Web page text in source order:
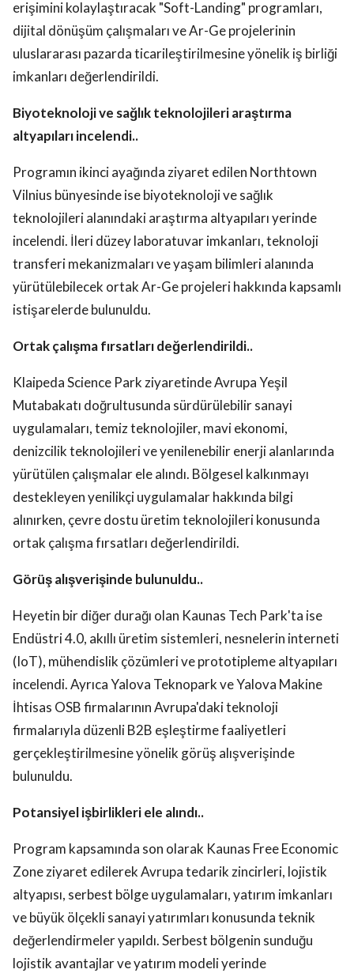
erişimini kolaylaştıracak "Soft-Landing" programları,
dijital dönüşüm çalışmaları ve Ar-Ge projelerinin
uluslararası pazarda ticarileştirilmesine yönelik iş birliği
imkanları değerlendirildi.
Biyoteknoloji ve sağlık teknolojileri araştırma
altyapıları incelendi..
Programın ikinci ayağında ziyaret edilen Northtown
Vilnius bünyesinde ise biyoteknoloji ve sağlık
teknolojileri alanındaki araştırma altyapıları yerinde
incelendi. İleri düzey laboratuvar imkanları, teknoloji
transferi mekanizmaları ve yaşam bilimleri alanında
yürütülebilecek ortak Ar-Ge projeleri hakkında kapsamlı
istişarelerde bulunuldu.
Ortak çalışma fırsatları değerlendirildi..
Klaipeda Science Park ziyaretinde Avrupa Yeşil
Mutabakatı doğrultusunda sürdürülebilir sanayi
uygulamaları, temiz teknolojiler, mavi ekonomi,
denizcilik teknolojileri ve yenilenebilir enerji alanlarında
yürütülen çalışmalar ele alındı. Bölgesel kalkınmayı
destekleyen yenilikçi uygulamalar hakkında bilgi
alınırken, çevre dostu üretim teknolojileri konusunda
ortak çalışma fırsatları değerlendirildi.
Görüş alışverişinde bulunuldu..
Heyetin bir diğer durağı olan Kaunas Tech Park'ta ise
Endüstri 4.0, akıllı üretim sistemleri, nesnelerin interneti
(IoT), mühendislik çözümleri ve prototipleme altyapıları
incelendi. Ayrıca Yalova Teknopark ve Yalova Makine
İhtisas OSB firmalarının Avrupa'daki teknoloji
firmalarıyla düzenli B2B eşleştirme faaliyetleri
gerçekleştirilmesine yönelik görüş alışverişinde
bulunuldu.
Potansiyel işbirlikleri ele alındı..
Program kapsamında son olarak Kaunas Free Economic
Zone ziyaret edilerek Avrupa tedarik zincirleri, lojistik
altyapısı, serbest bölge uygulamaları, yatırım imkanları
ve büyük ölçekli sanayi yatırımları konusunda teknik
değerlendirmeler yapıldı. Serbest bölgenin sunduğu
lojistik avantajlar ve yatırım modeli yerinde